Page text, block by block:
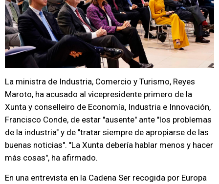
La ministra de Industria, Comercio y Turismo, Reyes
Maroto, ha acusado al vicepresidente primero de la
Xunta y conselleiro de Economía, Industria e Innovación,
Francisco Conde, de estar "ausente" ante "los problemas
de la industria" y de "tratar siempre de apropiarse de las
buenas noticias". "La Xunta debería hablar menos y hacer
más cosas", ha afirmado.
En una entrevista en la Cadena Ser recogida por Europa